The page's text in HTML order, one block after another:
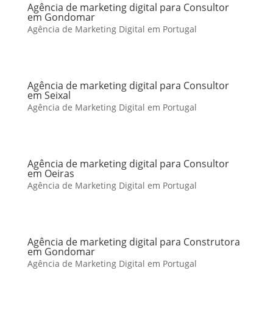
Agência de marketing digital para Consultor
em Gondomar
Agência de Marketing Digital em Portugal
Agência de marketing digital para Consultor
em Seixal
Agência de Marketing Digital em Portugal
Agência de marketing digital para Consultor
em Oeiras
Agência de Marketing Digital em Portugal
Agência de marketing digital para Construtora
em Gondomar
Agência de Marketing Digital em Portugal